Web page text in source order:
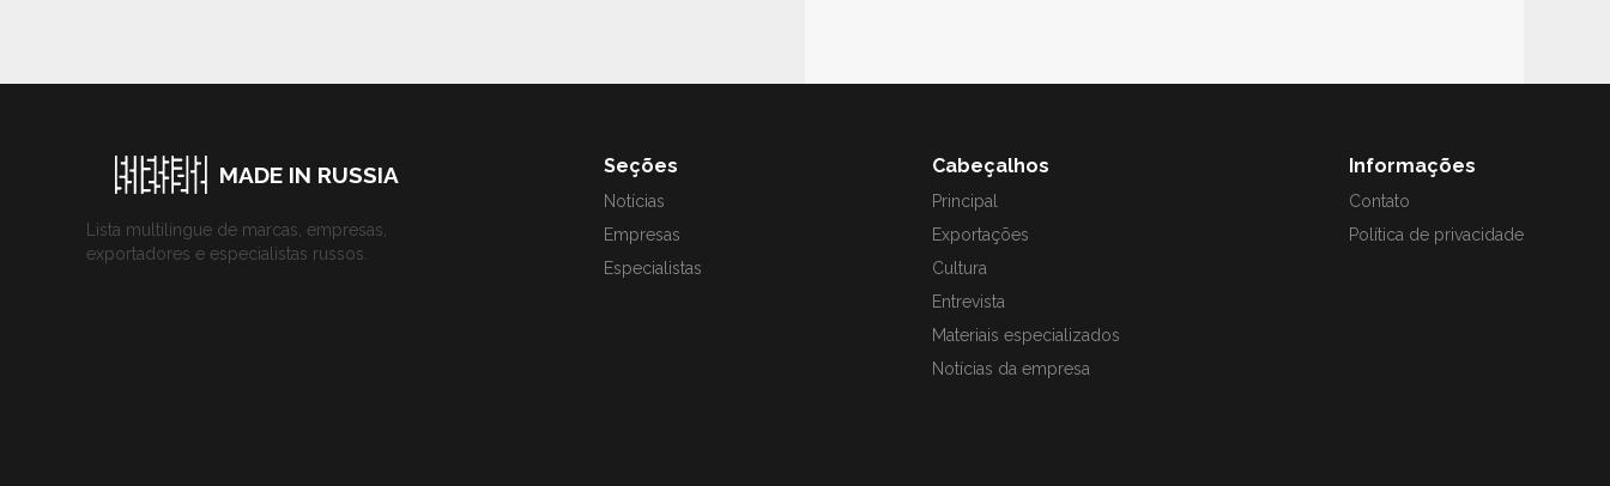
MADE IN RUSSIA
Lista multilíngue de marcas, empresas,
exportadores e especialistas russos.
Seções
Notícias
Empresas
Especialistas
Cabeçalhos
Principal
Exportações
Cultura
Entrevista
Materiais especializados
Notícias da empresa
Informações
Contato
Política de privacidade